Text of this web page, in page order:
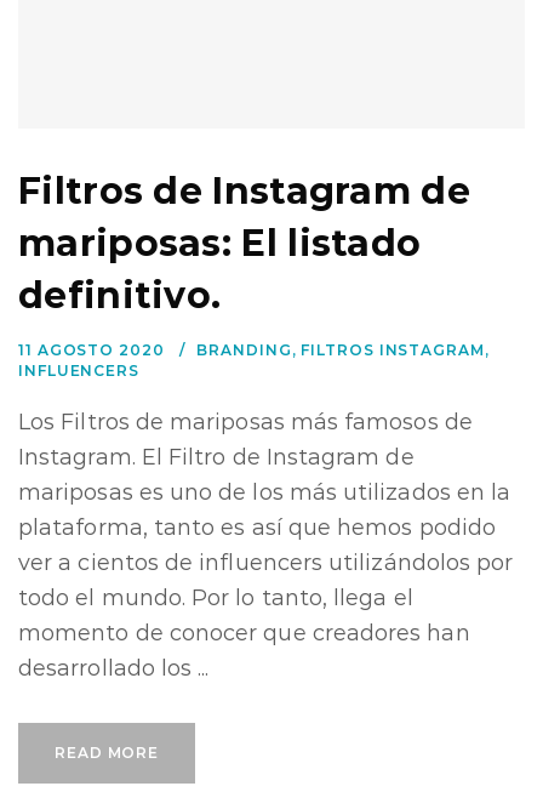
Filtros de Instagram de
mariposas: El listado
definitivo.
11 AGOSTO 2020 BRANDING , FILTROS INSTAGRAM ,
INFLUENCERS
Los Filtros de mariposas más famosos de
Instagram. El Filtro de Instagram de
mariposas es uno de los más utilizados en la
plataforma, tanto es así que hemos podido
ver a cientos de influencers utilizándolos por
todo el mundo. Por lo tanto, llega el
momento de conocer que creadores han
desarrollado los ...
READ MORE